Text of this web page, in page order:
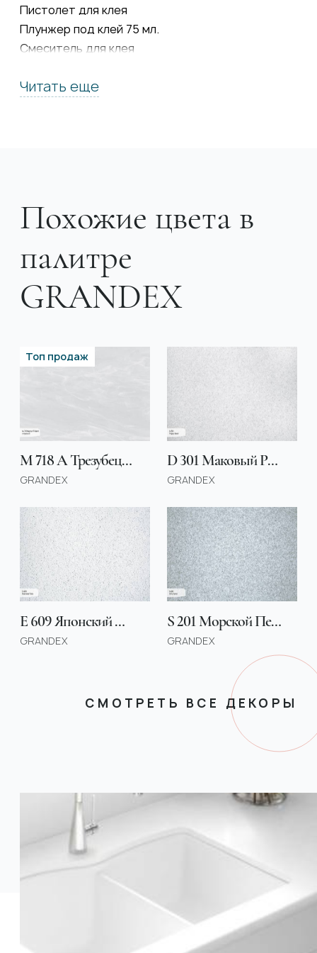
Пистолет для клея
Плунжер под клей 75 мл.
Смеситель для клея
Подставка под горячее: прутки и сферы под
Читать еще
Похожие цвета в
палитре
GRANDEX
Топ продаж
M 718 А Трезубец Нептуна / Neptun Trident
GRANDEX
D 301 Маковый Рулет / Poppy Seed
GRANDEX
E 609 Японский Агат / Business Tokio
GRANDEX
S 201 Морской Песок / Dirty Sand
GRANDEX
СМОТРЕТЬ ВСЕ ДЕКОРЫ